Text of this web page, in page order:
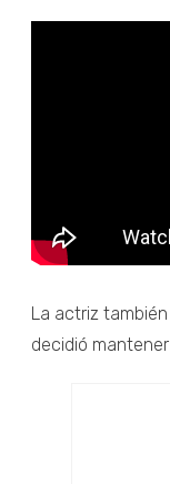
La actriz
decidió